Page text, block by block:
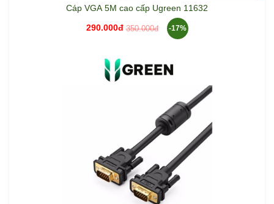
Cáp VGA 5M cao cấp Ugreen 11632
290.000đ 350.000đ -17%